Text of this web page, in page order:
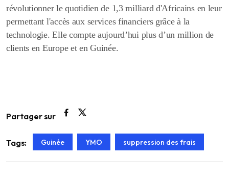
révolutionner le quotidien de 1,3 milliard d'Africains en leur
permettant l'accès aux services financiers grâce à la
technologie. Elle compte aujourd’hui plus d’un million de
clients en Europe et en Guinée.
Partager sur
Tags: Guinée YMO suppression des frais